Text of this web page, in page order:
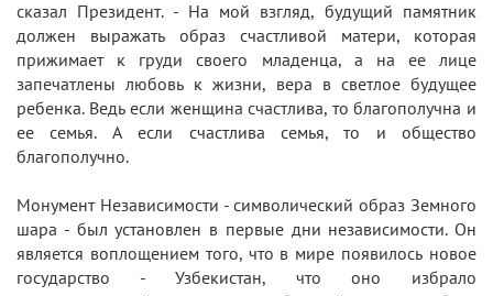
сказал Президент. - На мой взгляд, будущий памятник
должен выражать образ счастливой матери, которая
прижимает к груди своего младенца, а на ее лице
запечатлены любовь к жизни, вера в светлое будущее
ребенка. Ведь если женщина счастлива, то благополучна и
ее семья. А если счастлива семья, то и общество
благополучно.
Монумент Независимости - символический образ Земного
шара - был установлен в первые дни независимости. Он
является воплощением того, что в мире появилось новое
государство - Узбекистан, что оно избрало